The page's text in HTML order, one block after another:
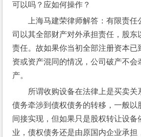
可以吗？应如何操作？
上海马建荣律师解答：有限责
司以其全部财产对外承担责任，股东
责任。故如果你当初全部注册资本已
资或资产混同的情况，公司破产不会
产。
所谓收购设备在法律上是买卖关
债务牵涉到债权债务的转移，一般以
间接实现，但如果只是股权转让设备
业，债权债务还是由原国内企业承担